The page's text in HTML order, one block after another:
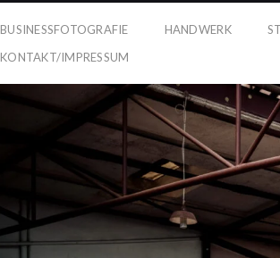
BUSINESSFOTOGRAFIE HANDWERK
KONTAKT/IMPRESSUM